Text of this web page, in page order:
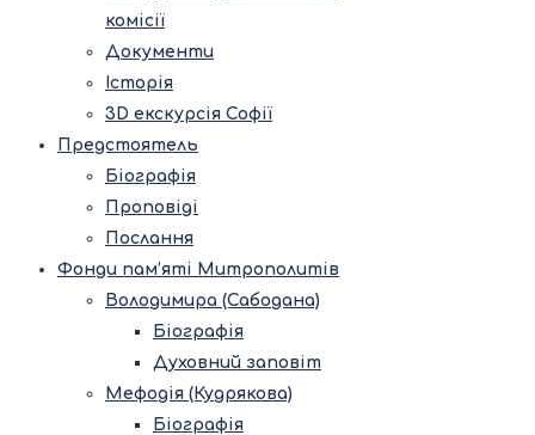
комісії
Документи
Історія
3D екскурсія Софії
Предстоятель
Біографія
Проповіді
Послання
Фонди пам’яті Митрополитів
Володимира (Сабодана)
Біографія
Духовний заповіт
Мефодія (Кудрякова)
Біографія